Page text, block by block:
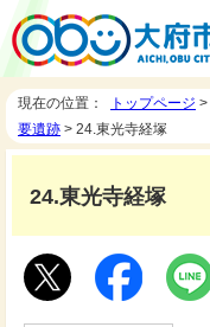
現在の位置： トップページ >
要遺跡 > 24.東光寺経塚
24.東光寺経塚